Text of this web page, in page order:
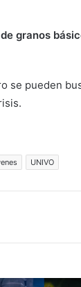
granos
se pueden
UNIVO
hacia
prácticas
UNIVO
La